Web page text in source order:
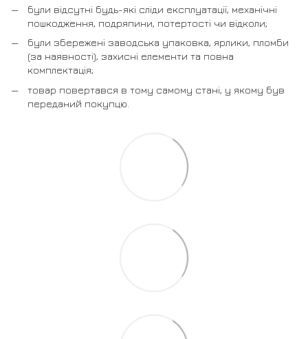
були відсутні будь-які сліди експлуатації, механічні
пошкодження, подряпини, потертості чи відколи;
були збережені заводська упаковка, ярлики, пломби
(за наявності), захисні елементи та повна
комплектація;
товар повертався в тому самому стані, у якому був
переданий покупцю.